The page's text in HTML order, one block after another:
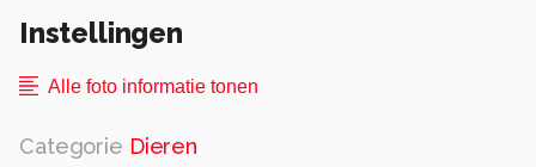
Instellingen
Alle foto informatie tonen
Categorie Dieren